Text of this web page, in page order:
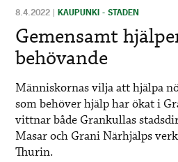
8.4.2022 |KAUPUNKI - STADEN
Gemensamt
behövande
Människornas vilja att hjälpa
som behöver hjälp har ökat i
vittnar både Grankullas
Masar och Grani Närhjälps
Thurin.